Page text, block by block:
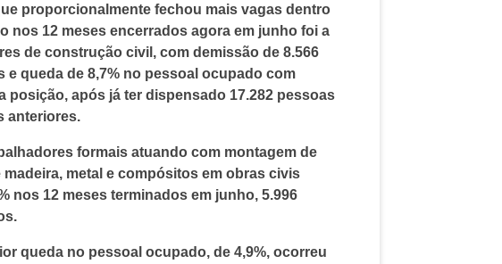
proporcionalmente fechou mais vagas dentro
nos 12 meses encerrados agora em junho foi a
de construção civil, com demissão de 8.566
e queda de 8,7% no pessoal ocupado com
posição, após já ter dispensado 17.282 pessoas
anteriores.
formais atuando com montagem de
metal e compósitos em obras civis
nos 12 meses terminados em junho, 5.996
queda no pessoal ocupado, de 4,9%, ocorreu